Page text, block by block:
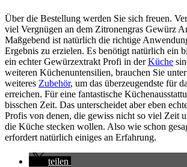
Über die Bestellung werden Sie sich freuen.
viel Vergnügen an dem Zitronengras Gewürz
Maßgebend ist natürlich die richtige
Ergebnis zu erzielen. Es benötigt natürlich ein
ein echter Gewürzextrakt Profi in derKüche
weiteren Küchenuntensilien, brauchen Sie
weiteres Zubehör, um das überzeugendste für
erreichen. Für eine fantastische
bisschen Zeit. Das unterscheidet aber eben
Profis von denen, die gewiss nicht so viel Zeit
die Küche stecken wollen. Also wie schon
erfordert natürlich einiges an Erfahrung.
teilen